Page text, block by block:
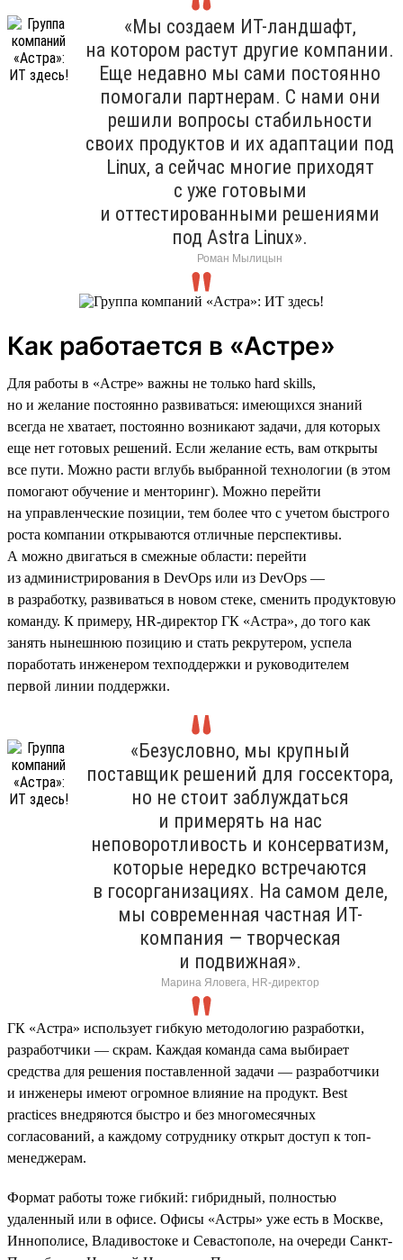
«Мы создаем ИТ-ландшафт,
на котором растут другие компании.
Еще недавно мы сами постоянно
помогали партнерам. С нами они
решили вопросы стабильности
своих продуктов и их адаптации под
Linux, а сейчас многие приходят
с уже готовыми
и оттестированными решениями
под Astra Linux».
Роман Мылицын
Как работается в «Астре»
Для работы в «Астре» важны не только hard skills,
но и желание постоянно развиваться: имеющихся знаний
всегда не хватает, постоянно возникают задачи, для которых
еще нет готовых решений. Если желание есть, вам открыты
все пути. Можно расти вглубь выбранной технологии (в этом
помогают обучение и менторинг). Можно перейти
на управленческие позиции, тем более что с учетом быстрого
роста компании открываются отличные перспективы.
А можно двигаться в смежные области: перейти
из администрирования в DevOps или из DevOps —
в разработку, развиваться в новом стеке, сменить продуктовую
команду. К примеру, HR-директор ГК «Астра», до того как
занять нынешнюю позицию и стать рекрутером, успела
поработать инженером техподдержки и руководителем
первой линии поддержки.
«Безусловно, мы крупный
поставщик решений для госсектора,
но не стоит заблуждаться
и примерять на нас
неповоротливость и консерватизм,
которые нередко встречаются
в госорганизациях. На самом деле,
мы современная частная ИТ-
компания — творческая
и подвижная».
Марина Яловега, HR-директор
ГК «Астра» использует гибкую методологию разработки,
разработчики — скрам. Каждая команда сама выбирает
средства для решения поставленной задачи — разработчики
и инженеры имеют огромное влияние на продукт. Best
practices внедряются быстро и без многомесячных
согласований, а каждому сотруднику открыт доступ к топ-
менеджерам.
Формат работы тоже гибкий: гибридный, полностью
удаленный или в офисе. Офисы «Астры» уже есть в Москве,
Иннополисе, Владивостоке и Севастополе, на очереди Санкт-